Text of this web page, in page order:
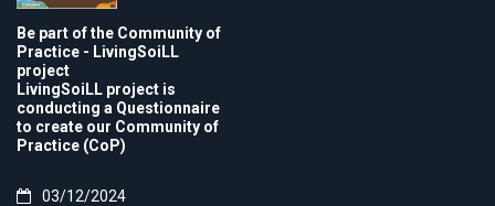
Be part of the Community of
Practice - LivingSoiLL
project
LivingSoiLL project is
conducting a Questionnaire
to create our Community of
Practice (CoP)
03/12/2024